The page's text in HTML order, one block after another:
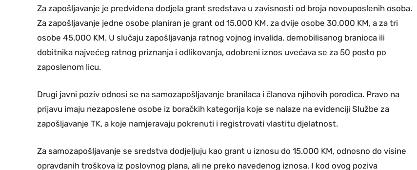
Za zapošljavanje je predviđena dodjela grant sredstava u zavisnosti od broja novouposlenih osoba.
Za zapošljavanje jedne osobe planiran je grant od 15.000 KM, za dvije osobe 30.000 KM, a za tri
osobe 45.000 KM. U slučaju zapošljavanja ratnog vojnog invalida, demobilisanog branioca ili
dobitnika najvećeg ratnog priznanja i odlikovanja, odobreni iznos uvećava se za 50 posto po
zaposlenom licu.
Drugi javni poziv odnosi se na samozapošljavanje branilaca i članova njihovih porodica. Pravo na
prijavu imaju nezaposlene osobe iz boračkih kategorija koje se nalaze na evidenciji Službe za
zapošljavanje TK, a koje namjeravaju pokrenuti i registrovati vlastitu djelatnost.
Za samozapošljavanje se sredstva dodjeljuju kao grant u iznosu do 15.000 KM, odnosno do visine
opravdanih troškova iz poslovnog plana, ali ne preko navedenog iznosa. I kod ovog poziva